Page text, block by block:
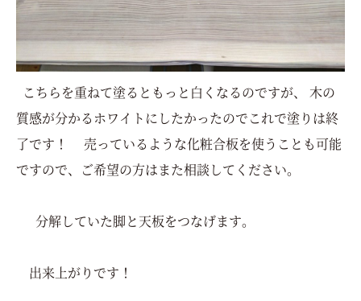
こちらを重ねて塗るともっと白くなるのですが、 木の
質感が分かるホワイトにしたかったのでこれで塗りは終
了です！ 売っているような化粧合板を使うことも可能
ですので、ご希望の方はまた相談してください。
分解していた脚と天板をつなげます。
出来上がりです！